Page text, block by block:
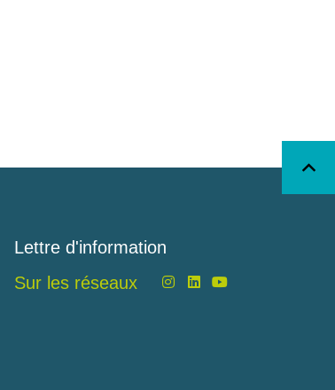
Lettre d'information
Sur les réseaux